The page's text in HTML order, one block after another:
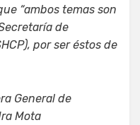
“ambos temas son
de
por ser éstos de
General de
Mota